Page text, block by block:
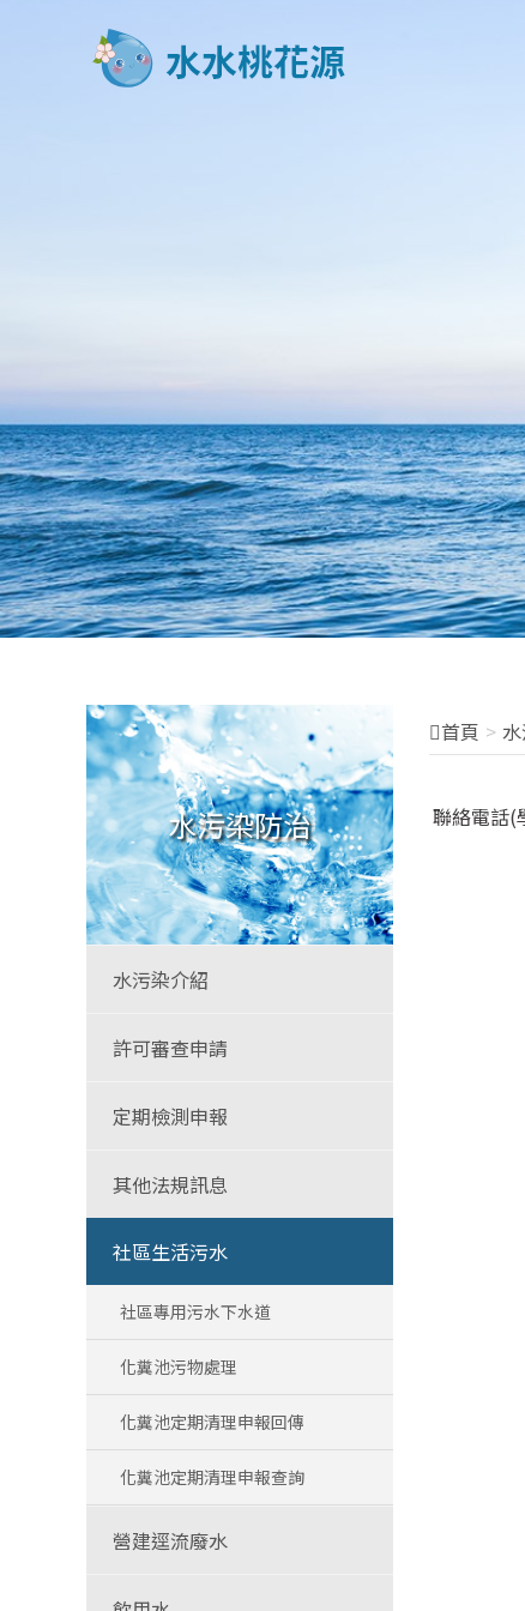
水污染防治
水污染介紹
許可審查申請
定期檢測申報
其他法規訊息
社區生活污水
社區專用污水下水道
化糞池污物處理
化糞池定期清理申報回傳
化糞池定期清理申報查詢
營建逕流廢水
首頁
聯絡電話(